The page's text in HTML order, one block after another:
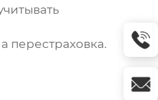
перестраховка.